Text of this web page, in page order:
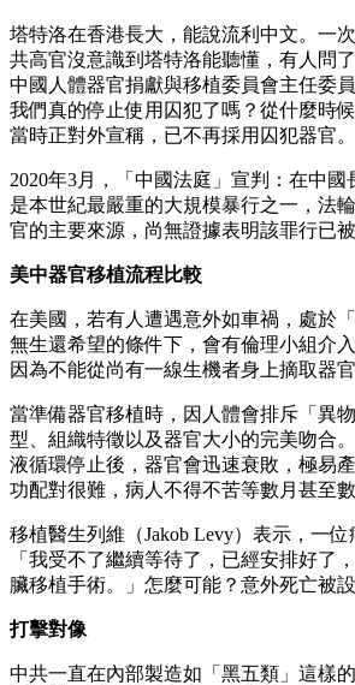
塔特洛在香港長大，能說流利中文。一
共高官沒意識到塔特洛能聽懂，有人問
中國人體器官捐獻與移植委員會主任委
我們真的停止使用囚犯了嗎？從什麼時
當時正對外宣稱，已不再採用囚犯器官。
2020年3月，「中國法庭」宣判：在中
是本世紀最嚴重的大規模暴行之一，法
官的主要來源，尚無證據表明該罪行已被
美中器官移植流程比較
在美國，若有人遭遇意外如車禍，處於
無生還希望的條件下，會有倫理小組介
因為不能從尚有一線生機者身上摘取器
當準備器官移植時，因人體會排斥「異
型、組織特徵以及器官大小的完美吻合
液循環停止後，器官會迅速衰敗，極易
功配對很難，病人不得不苦等數月甚至數
移植醫生列維（Jakob Levy）表示，一位
「我受不了繼續等待了，已經安排好了
臟移植手術。」怎麼可能？意外死亡被
打擊對像
中共一直在內部製造如「黑五類」這樣